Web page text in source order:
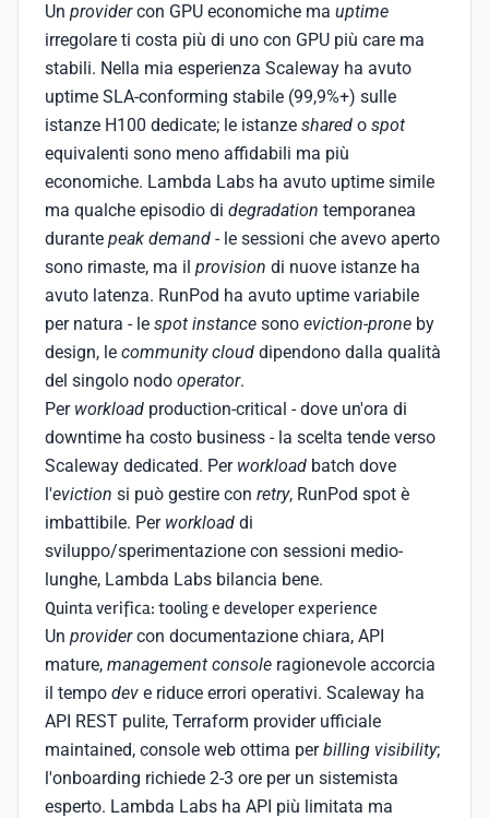
Un providercon GPU economiche ma uptime
irregolare ti costa più di uno con GPU più care ma
stabili. Nella mia esperienza Scaleway ha avuto
uptime SLA-conforming stabile (99,9%+) sulle
istanze H100 dedicate; le istanze shared o spot
equivalenti sono meno affidabili ma più
economiche. Lambda Labs ha avuto uptime simile
ma qualche episodio di degradation temporanea
durante peak demand - le sessioni che avevo aperto
sono rimaste, ma il provision di nuove istanze ha
avuto latenza. RunPod ha avuto uptime variabile
per natura - le spot instance sono eviction-prone by
design, le community cloud dipendono dalla qualità
del singolo nodo operator.
Per workload production-critical - dove un'ora di
downtime ha costo business - la scelta tende verso
Scaleway dedicated. Per workload batch dove
l'eviction si può gestire con retry, RunPod spot è
imbattibile. Per workload di
sviluppo/sperimentazione con sessioni medio-
lunghe, Lambda Labs bilancia bene.
Quinta verifica: tooling e developer experience
Un providercon documentazione chiara, API
mature, management console ragionevole accorcia
il tempo dev e riduce errori operativi. Scaleway ha
API REST pulite, Terraform provider ufficiale
maintained, console web ottima perbilling visibility;
l'onboarding richiede 2-3 ore per un sistemista
esperto. Lambda Labs ha API più limitata ma